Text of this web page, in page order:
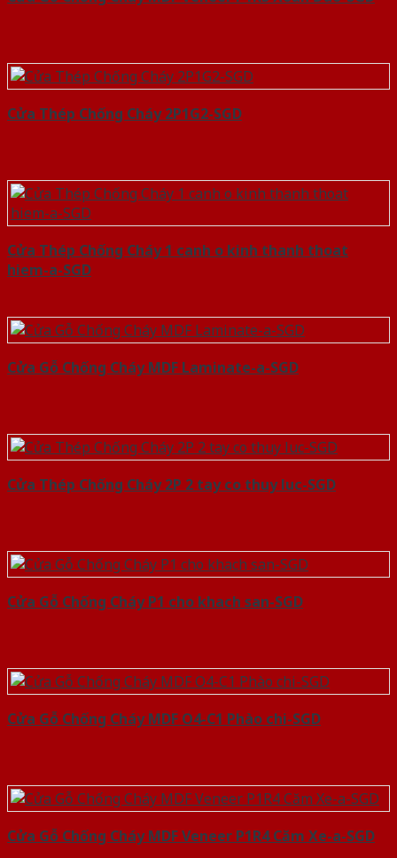
Cửa Thép Chống Cháy 2P1G2-SGD
Cửa Thép Chống Cháy 1 canh o kinh thanh thoat
hiem-a-SGD
Cửa Gỗ Chống Cháy MDF Laminate-a-SGD
Cửa Thép Chống Cháy 2P 2 tay co thuy luc-SGD
Cửa Gỗ Chống Cháy P1 cho khach san-SGD
Cửa Gỗ Chống Cháy MDF O4-C1 Phào chi-SGD
Cửa Gỗ Chống Cháy MDF Veneer P1R4 Căm Xe-a-SGD